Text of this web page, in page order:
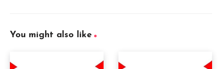
You might also like